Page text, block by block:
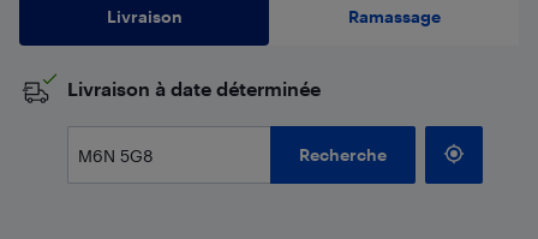
Livraison Ramassage
​Livraison à date déterminée
Recherche